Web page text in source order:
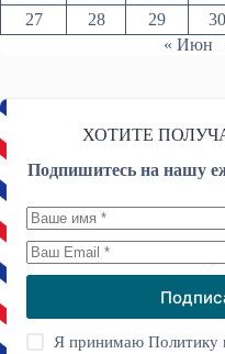
27
28 29 30
« Июн
ХОТИТЕ
Подпишитесь на нашу
Я принимаюПолитику